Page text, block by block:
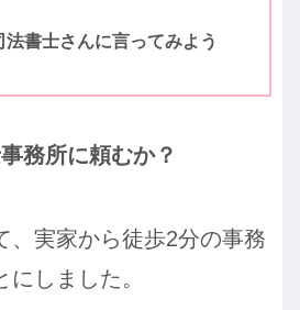
法書士さんに言ってみよう
務所に頼むか？
、実家から徒歩2分の事務
しました。